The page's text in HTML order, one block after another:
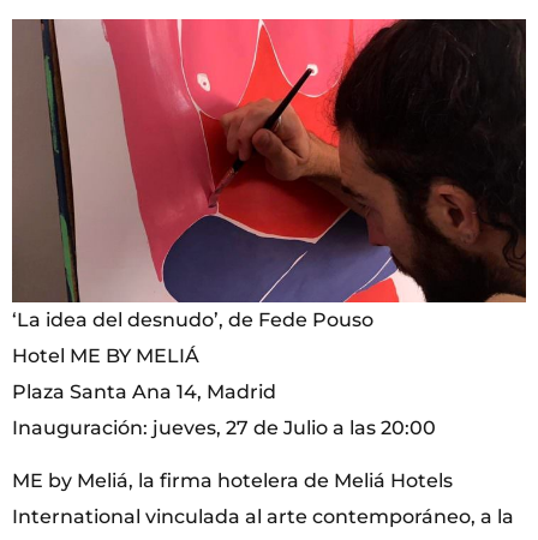
‘La idea del desnudo’, de Fede Pouso
Hotel ME BY MELIÁ
Plaza Santa Ana 14, Madrid
Inauguración: jueves, 27 de Julio a las 20:00
ME by Meliá, la firma hotelera de Meliá Hotels
International vinculada al arte contemporáneo, a la